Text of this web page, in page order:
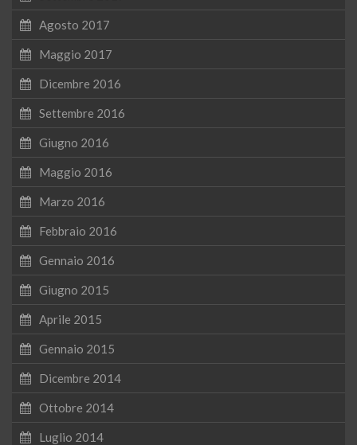
Agosto 2017
Maggio 2017
Dicembre 2016
Settembre 2016
Giugno 2016
Maggio 2016
Marzo 2016
Febbraio 2016
Gennaio 2016
Giugno 2015
Aprile 2015
Gennaio 2015
Dicembre 2014
Ottobre 2014
Luglio 2014